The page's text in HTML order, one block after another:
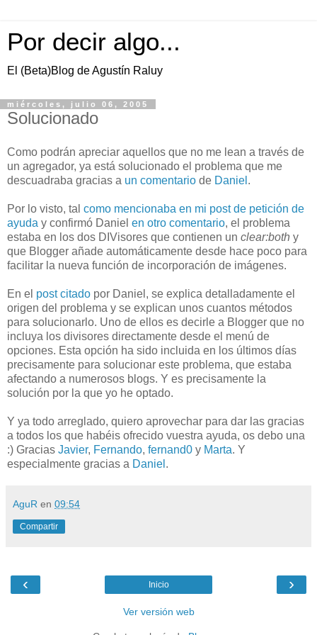
Por decir algo...
El (Beta)Blog de Agustín Raluy
miércoles, julio 06, 2005
Solucionado
Como podrán apreciar aquellos que no me lean a través de
un agregador, ya está solucionado el problema que me
descuadraba gracias a un comentario de Daniel .
Por lo visto, tal como mencionaba en mi post de petición de
ayuda y confirmó Daniel en otro comentario, el problema
estaba en los dos DIVisores que contienen un clear:both y
que Blogger añade automáticamente desde hace poco para
facilitar la nueva función de incorporación de imágenes.
En el post citado por Daniel, se explica detalladamente el
origen del problema y se explican unos cuantos métodos
para solucionarlo. Uno de ellos es decirle a Blogger que no
incluya los divisores directamente desde el menú de
opciones. Esta opción ha sido incluida en los últimos días
precisamente para solucionar este problema, que estaba
afectando a numerosos blogs. Y es precisamente la
solución por la que yo he optado.
Y ya todo arreglado, quiero aprovechar para dar las gracias
a todos los que habéis ofrecido vuestra ayuda, os debo una
:) Gracias Javier, Fernando, fernand0 y Marta. Y
especialmente gracias a Daniel .
AguR en 09:54
Compartir
‹ ›
Inicio
Ver versión web